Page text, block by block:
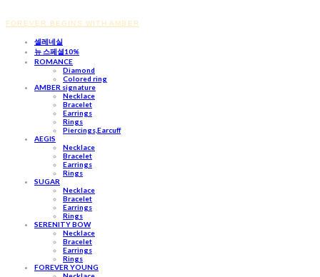
FOREVER BEGINS WITH AMBER
셀레네실
뉴 스페셜10%
ROMANCE
Diamond
Colored ring
AMBER signature
Necklace
Bracelet
Earrings
Rings
Piercings,Earcuff
AEGIS
Necklace
Bracelet
Earrings
Rings
SUGAR
Necklace
Bracelet
Earrings
Rings
SERENITY BOW
Necklace
Bracelet
Earrings
Rings
FOREVER YOUNG